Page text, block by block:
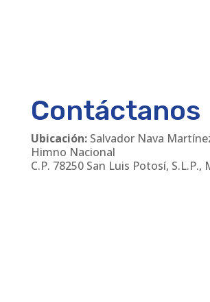
Contáctanos
Ubicación:Salvador Nava
Himno Nacional
C.P. 78250 San Luis Potosí, S.L.P.,